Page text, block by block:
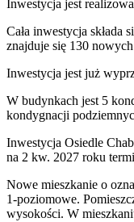
Inwestycja jest
Cała inwestycja składa
znajduje się 130
Inwestycja jest już
W budynkach jest 5
kondygnacji
Inwestycja Osiedle
na 2 kw. 2027 roku
Nowe mieszkanie o
1-poziomowe.
wysokości. W